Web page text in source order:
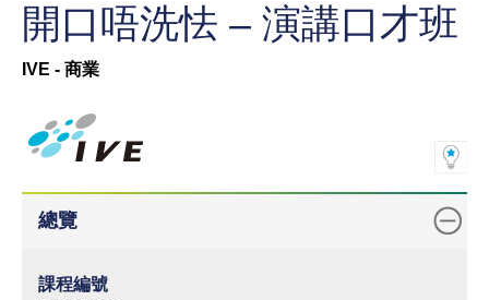
開口唔洗怯 – 演講口才班
IVE - 商業
總覽
課程編號